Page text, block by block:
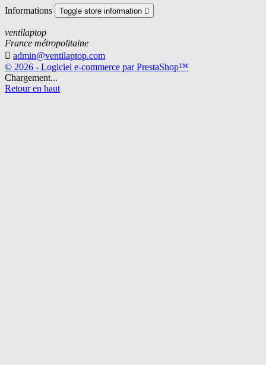
Informations Toggle store information 
ventilaptop
France métropolitaine
 admin@ventilaptop.com
© 2026 - Logiciel e-commerce par PrestaShop™
Chargement...
Retour en haut